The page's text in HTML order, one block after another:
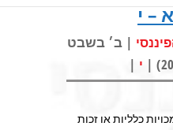
– י
| ב׳ בשבט
י |
כלליות או זכות